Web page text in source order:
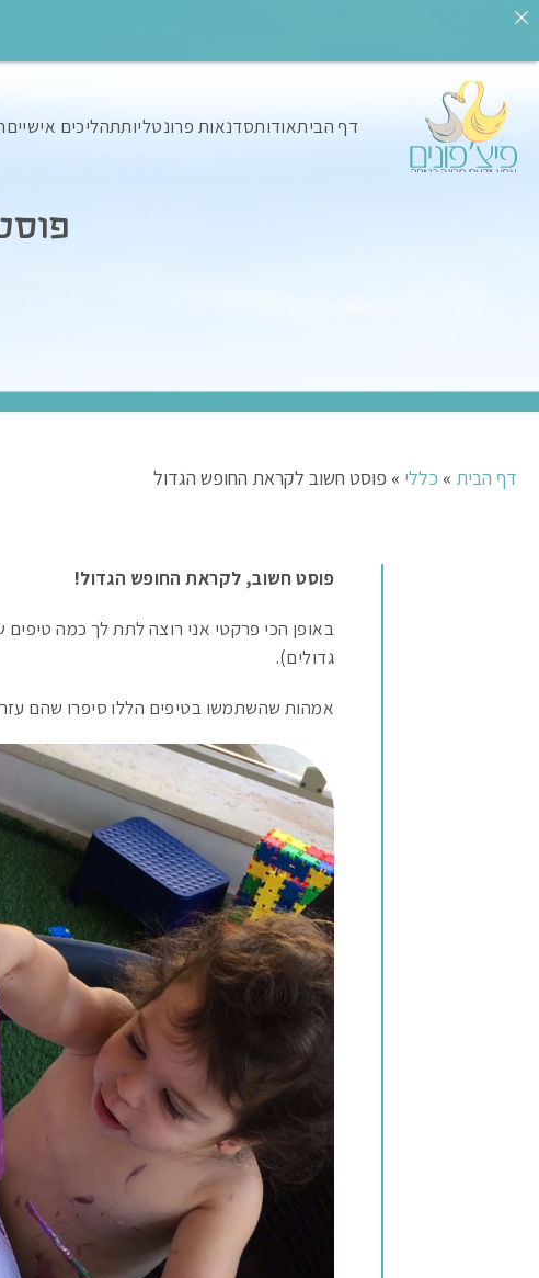
דף הביתאודותסדנאות פרונטליותתהליכים אישיים
דף הבית » כללי » פוסט חשוב לקראת החופש הגדול
פוסט חשוב, לקראת החופש הגדול!
באופן הכי פרקטי אני רוצה לתת לך כמה טיפים
גדולים).
אמהות שהשתמשו בטיפים הללו סיפרו שהם עזרו